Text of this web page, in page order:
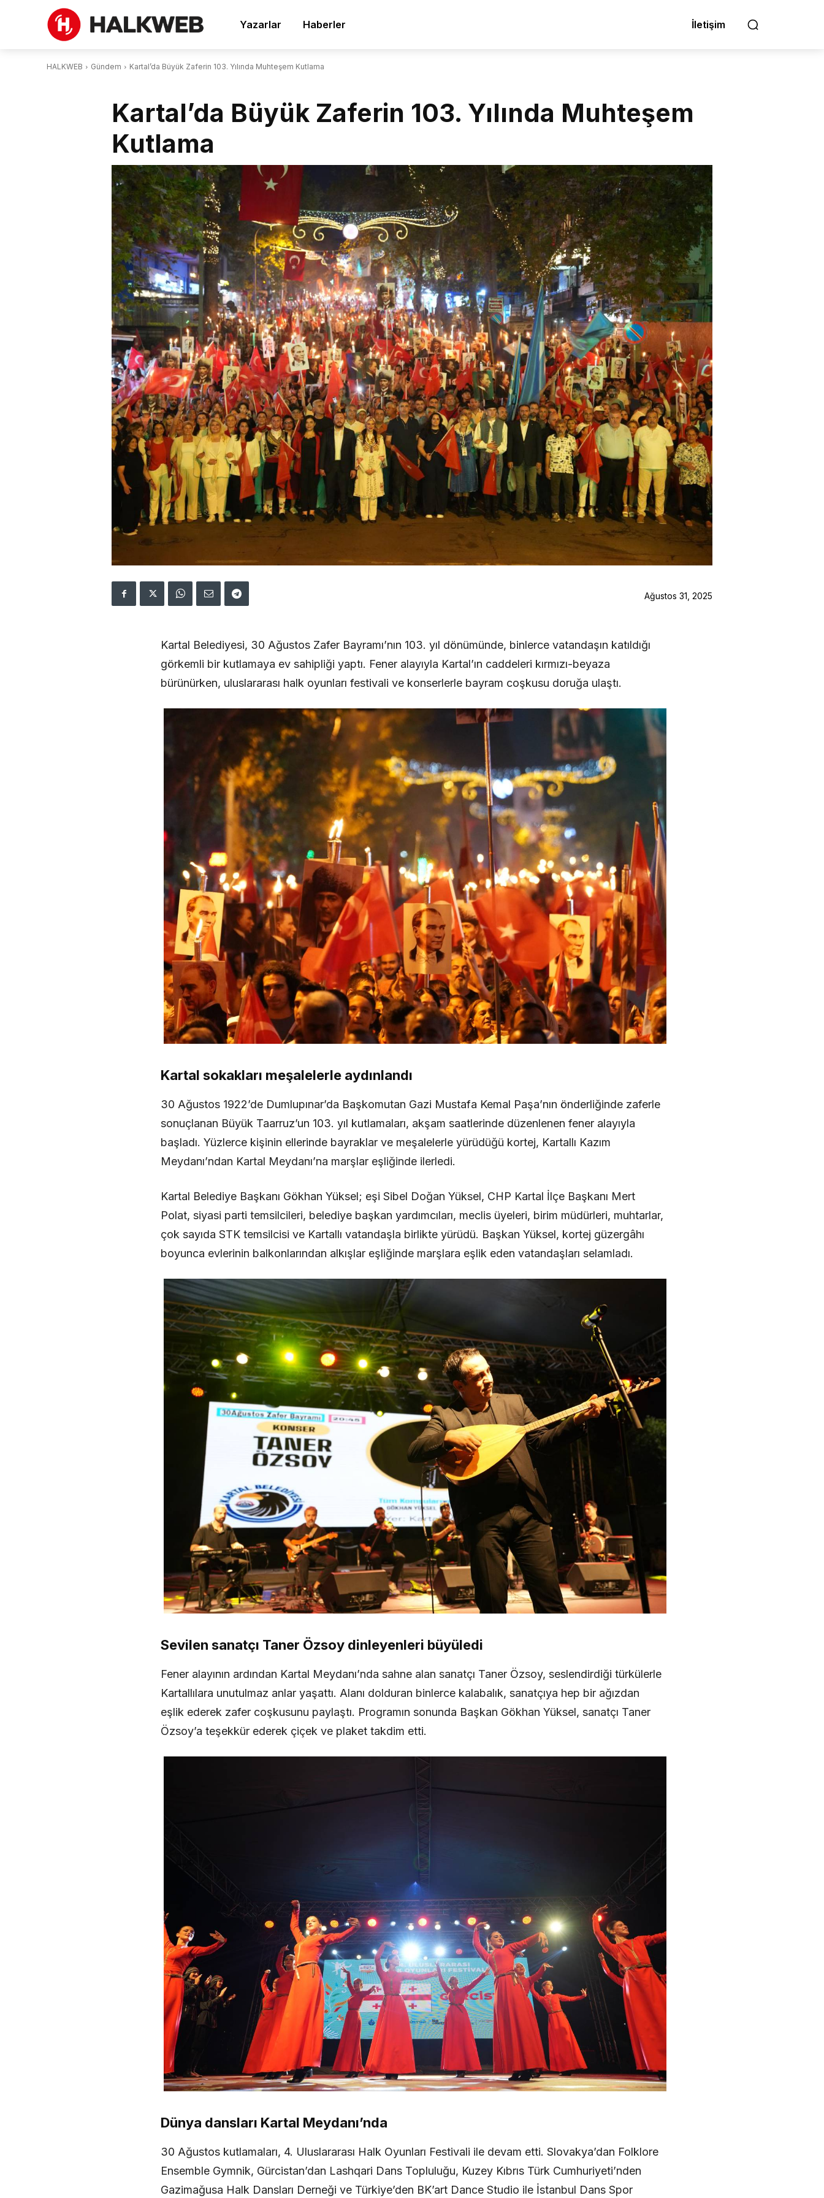
Yazarlar Haberler İletişim
HALKWEB Gündem Kartal’da Büyük Zaferin 103. Yılında Muhteşem Kutlama
Kartal’da Büyük Zaferin 103. Yılında Muhteşem
Kutlama
Ağustos 31, 2025
Kartal Belediyesi, 30 Ağustos Zafer Bayramı’nın 103. yıl dönümünde, binlerce vatandaşın katıldığı
görkemli bir kutlamaya ev sahipliği yaptı. Fener alayıyla Kartal’ın caddeleri kırmızı-beyaza
bürünürken, uluslararası halk oyunları festivali ve konserlerle bayram coşkusu doruğa ulaştı.
Kartal sokakları meşalelerle aydınlandı
30 Ağustos 1922’de Dumlupınar’da Başkomutan Gazi Mustafa Kemal Paşa’nın önderliğinde zaferle
sonuçlanan Büyük Taarruz’un 103. yıl kutlamaları, akşam saatlerinde düzenlenen fener alayıyla
başladı. Yüzlerce kişinin ellerinde bayraklar ve meşalelerle yürüdüğü kortej, Kartallı Kazım
Meydanı’ndan Kartal Meydanı’na marşlar eşliğinde ilerledi.
Kartal Belediye Başkanı Gökhan Yüksel; eşi Sibel Doğan Yüksel, CHP Kartal İlçe Başkanı Mert
Polat, siyasi parti temsilcileri, belediye başkan yardımcıları, meclis üyeleri, birim müdürleri, muhtarlar,
çok sayıda STK temsilcisi ve Kartallı vatandaşla birlikte yürüdü. Başkan Yüksel, kortej güzergâhı
boyunca evlerinin balkonlarından alkışlar eşliğinde marşlara eşlik eden vatandaşları selamladı.
Sevilen sanatçı Taner Özsoy dinleyenleri büyüledi
Fener alayının ardından Kartal Meydanı’nda sahne alan sanatçı Taner Özsoy, seslendirdiği türkülerle
Kartallılara unutulmaz anlar yaşattı. Alanı dolduran binlerce kalabalık, sanatçıya hep bir ağızdan
eşlik ederek zafer coşkusunu paylaştı. Programın sonunda Başkan Gökhan Yüksel, sanatçı Taner
Özsoy’a teşekkür ederek çiçek ve plaket takdim etti.
Dünya dansları Kartal Meydanı’nda
30 Ağustos kutlamaları, 4. Uluslararası Halk Oyunları Festivali ile devam etti. Slovakya’dan Folklore
Ensemble Gymnik, Gürcistan’dan Lashqari Dans Topluluğu, Kuzey Kıbrıs Türk Cumhuriyeti’nden
Gazimağusa Halk Dansları Derneği ve Türkiye’den BK’art Dance Studio ile İstanbul Dans Spor